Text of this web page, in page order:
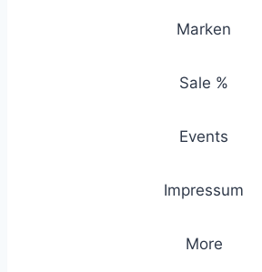
Marken
Sale %
Events
Impressum
More